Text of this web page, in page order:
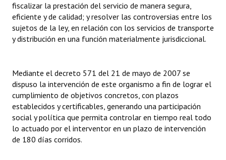
Audiencias Públicas - Registro
Mujeres que Dejaron Huellas - Registro
Ciudadano Ilustre - Registro
Banca del Vecino - Registro
Huéspedes de Honor - Registro
Antiguos Pobladores - Registro
fiscalizar la prestación del servicio de manera segura,
eficiente y de calidad; y resolver las controversias entre los
sujetos de la ley, en relación con los servicios de transporte
y distribución en una función materialmente jurisdiccional.
Mediante el decreto 571 del 21 de mayo de 2007 se
dispuso la intervención de este organismo a fin de lograr el
cumplimiento de objetivos concretos, con plazos
establecidos y certificables, generando una participación
social y política que permita controlar en tiempo real todo
lo actuado por el interventor en un plazo de intervención
de 180 días corridos.